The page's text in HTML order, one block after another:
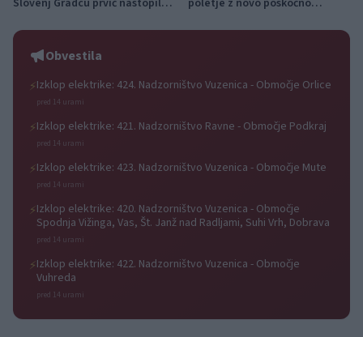
svojim bendom
Obvestila
⚡Izklop elektrike: 424. Nadzorništvo Vuzenica - Območje Orlice
pred 14 urami
⚡Izklop elektrike: 421. Nadzorništvo Ravne - Območje Podkraj
pred 14 urami
⚡Izklop elektrike: 423. Nadzorništvo Vuzenica - Območje Mute
pred 14 urami
⚡Izklop elektrike: 420. Nadzorništvo Vuzenica - Območje
Spodnja Vižinga, Vas, Št. Janž nad Radljami, Suhi Vrh, Dobrava
pred 14 urami
⚡Izklop elektrike: 422. Nadzorništvo Vuzenica - Območje
Vuhreda
pred 14 urami